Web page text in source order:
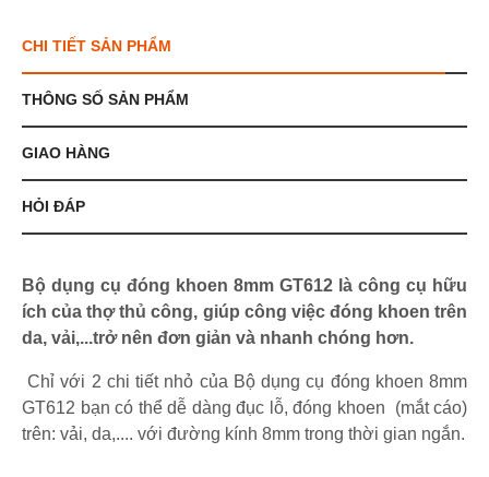
CHI TIẾT SẢN PHẨM
THÔNG SỐ SẢN PHẨM
GIAO HÀNG
HỎI ĐÁP
Bộ dụng cụ đóng khoen 8mm GT612 là công cụ hữu
ích của thợ thủ công, giúp công việc đóng khoen trên
da, vải,...trở nên đơn giản và nhanh chóng hơn.
Chỉ với 2 chi tiết nhỏ của Bộ dụng cụ đóng khoen 8mm
GT612 bạn có thể dễ dàng đục lỗ, đóng khoen (mắt cáo)
trên: vải, da,.... với đường kính 8mm trong thời gian ngắn.